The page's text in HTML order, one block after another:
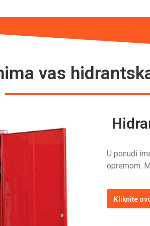
vas
U ponudi
opremom.
Kliknite